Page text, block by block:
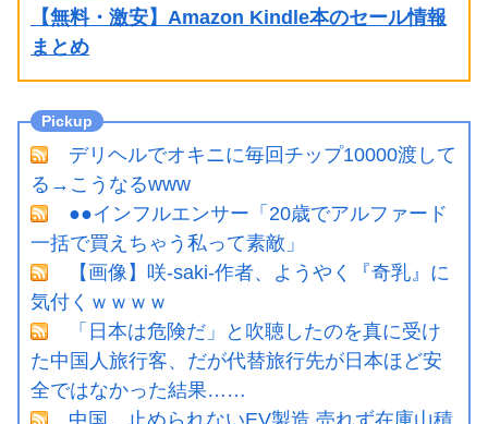
【無料・激安】Amazon Kindle本のセール情報
まとめ
デリヘルでオキニに毎回チップ10000渡して
る→こうなるwww
●●インフルエンサー「20歳でアルファード
一括で買えちゃう私って素敵」
【画像】咲-saki-作者、ようやく『奇乳』に
気付くｗｗｗｗ
「日本は危険だ」と吹聴したのを真に受け
た中国人旅行客、だが代替旅行先が日本ほど安
全ではなかった結果……
中国、止められないEV製造 売れず在庫山積